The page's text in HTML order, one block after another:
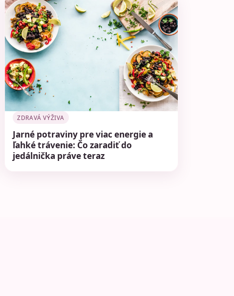
ZDRAVÁ VÝŽIVA
Jarné potraviny pre viac energie a
ľahké trávenie: Čo zaradiť do
jedálnička práve teraz